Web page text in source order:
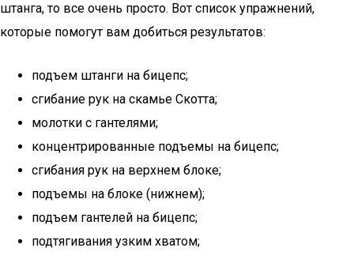
штанга, то все очень просто. Вот список упражнений,
которые помогут вам добиться результатов:
подъем штанги на бицепс;
сгибание рук на скамье Скотта;
молотки с гантелями;
концентрированные подъемы на бицепс;
сгибания рук на верхнем блоке;
подъемы на блоке (нижнем);
подъем гантелей на бицепс;
подтягивания узким хватом;